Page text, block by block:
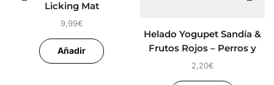
Licking Mat
9,99€
Añadir
Helado Yogupet Sandía &
Frutos Rojos – Perros y
Gatos
2,20€